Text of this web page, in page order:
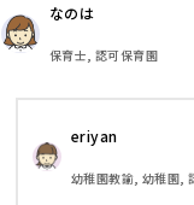
でいる職員の出る幕が
ーム保育が出来たら肩
なぁと思います。
なのは
保育士, 認可保育園
eriyan
幼稚園教諭, 幼稚園,